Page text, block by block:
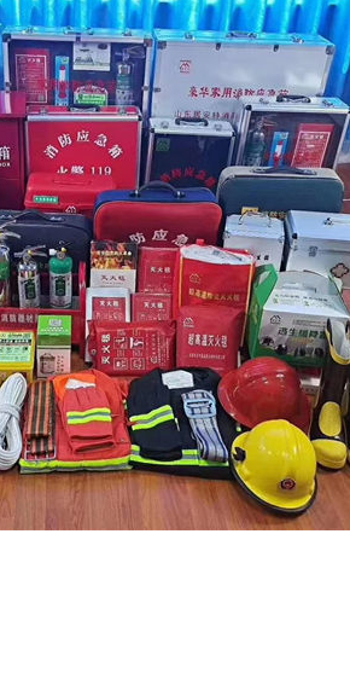
软管卷盘 轻便水龙系列